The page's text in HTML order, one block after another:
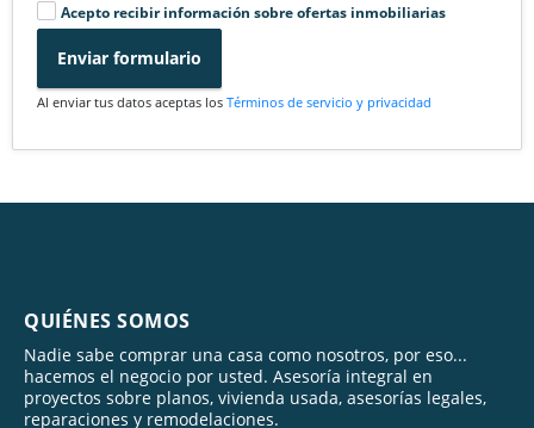
Acepto recibir información sobre ofertas inmobiliarias
Enviar formulario
Al enviar tus datos aceptas los Términos de servicio y privacidad
QUIÉNES SOMOS
Nadie sabe comprar una casa como nosotros, por eso...
hacemos el negocio por usted. Asesoría integral en
proyectos sobre planos, vivienda usada, asesorías legales,
reparaciones y remodelaciones.